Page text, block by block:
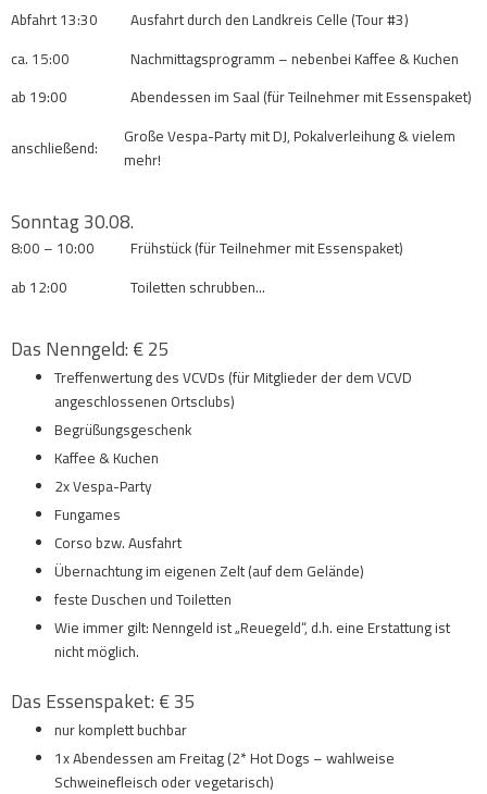
Abfahrt 13:30
Ausfahrt durch den Landkreis Celle (Tour #3)
ca. 15:00
Nachmittagsprogramm – nebenbei Kaffee & Kuchen
ab 19:00
Abendessen im Saal (für Teilnehmer mit Essenspaket)
anschließend:
Große Vespa-Party mit DJ, Pokalverleihung & vielem
mehr!
Sonntag 30.08.
8:00 – 10:00
Frühstück (für Teilnehmer mit Essenspaket)
ab 12:00
Toiletten schrubben…
Das Nenngeld: € 25
Treffenwertung des VCVDs (für Mitglieder der dem VCVD
angeschlossenen Ortsclubs)
Begrüßungsgeschenk
Kaffee & Kuchen
2x Vespa-Party
Fungames
Corso bzw. Ausfahrt
Übernachtung im eigenen Zelt (auf dem Gelände)
feste Duschen und Toiletten
Wie immer gilt: Nenngeld ist „Reuegeld“, d.h. eine Erstattung ist
nicht möglich.
Das Essenspaket: € 35
nur komplett buchbar
1x Abendessen am Freitag (2* Hot Dogs – wahlweise
Schweinefleisch oder vegetarisch)